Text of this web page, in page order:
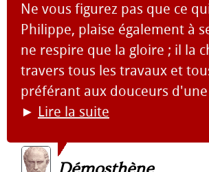
Ne vous figurez pas que ce
Philippe, plaise également à
ne respire que la gloire ; il la
travers tous les travaux et
préférant aux douceurs d'une
► Lire la suite